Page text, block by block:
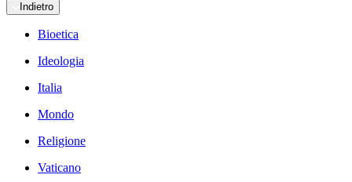
Indietro
Bioetica
Ideologia
Italia
Mondo
Religione
Vaticano